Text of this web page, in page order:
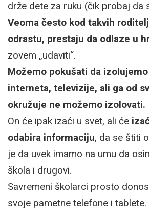
drže dete za ruku (čik probaj da
Veoma često kod takvih
odrastu, prestaju da odlaze u
zovem „udaviti“.
Možemo pokušati da
interneta, televizije, ali ga od
okružuje ne možemo izolovati.
On će ipak izaći u svet, ali će
odabira informaciju, da se štiti
je da uvek imamo na umu da
škola i drugovi.
Savremeni školarci prosto
svoje pametne telefone i